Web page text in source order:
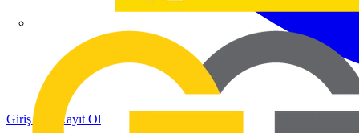
Giriş Yap Kayıt Ol